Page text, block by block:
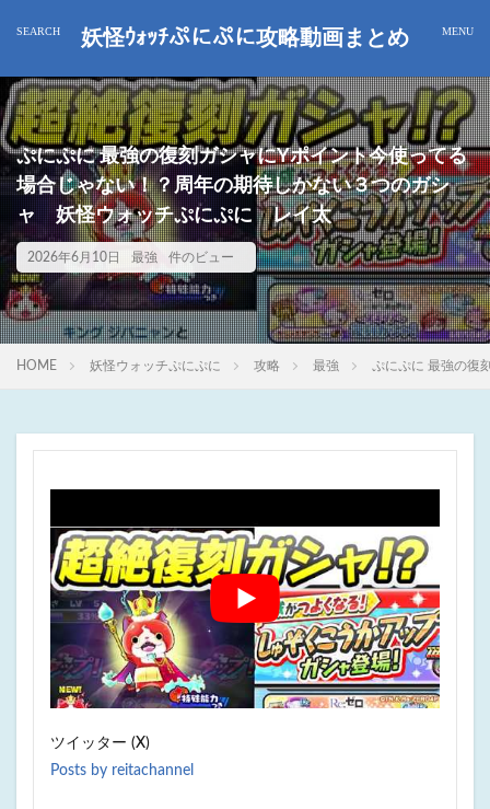
妖怪ｳｫｯﾁぷにぷに攻略動画まとめ
ぷにぷに 最強の復刻ガシャにYポイント今使ってる
場合じゃない！？周年の期待しかない３つのガシ
ャ 妖怪ウォッチぷにぷに レイ太
2026年6月10日 最強 件のビュー
HOME 妖怪ウォッチぷにぷに 攻略 最強 ぷにぷに 最強の復
ツイッター (X)
Posts by reitachannel